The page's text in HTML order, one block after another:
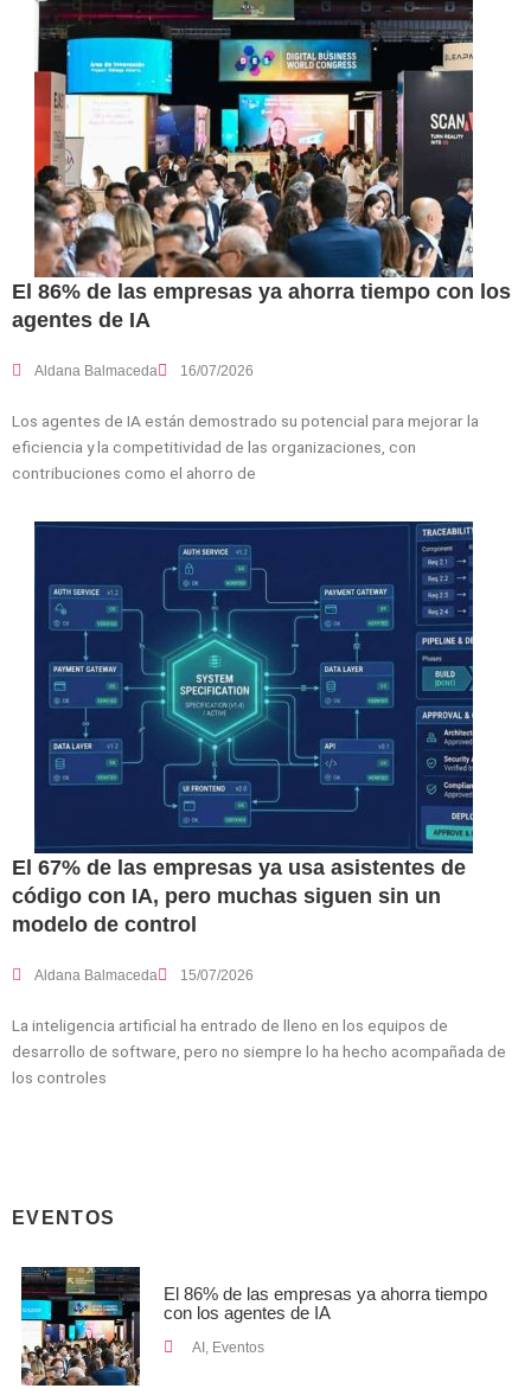
El 86% de las empresas ya ahorra tiempo con los
agentes de IA
Aldana Balmaceda 16/07/2026
Los agentes de IA están demostrado su potencial para mejorar la
eficiencia y la competitividad de las organizaciones, con
contribuciones como el ahorro de
El 67% de las empresas ya usa asistentes de
código con IA, pero muchas siguen sin un
modelo de control
Aldana Balmaceda 15/07/2026
La inteligencia artificial ha entrado de lleno en los equipos de
desarrollo de software, pero no siempre lo ha hecho acompañada de
los controles
EVENTOS
El 86% de las empresas ya ahorra tiempo
con los agentes de IA
AI, Eventos